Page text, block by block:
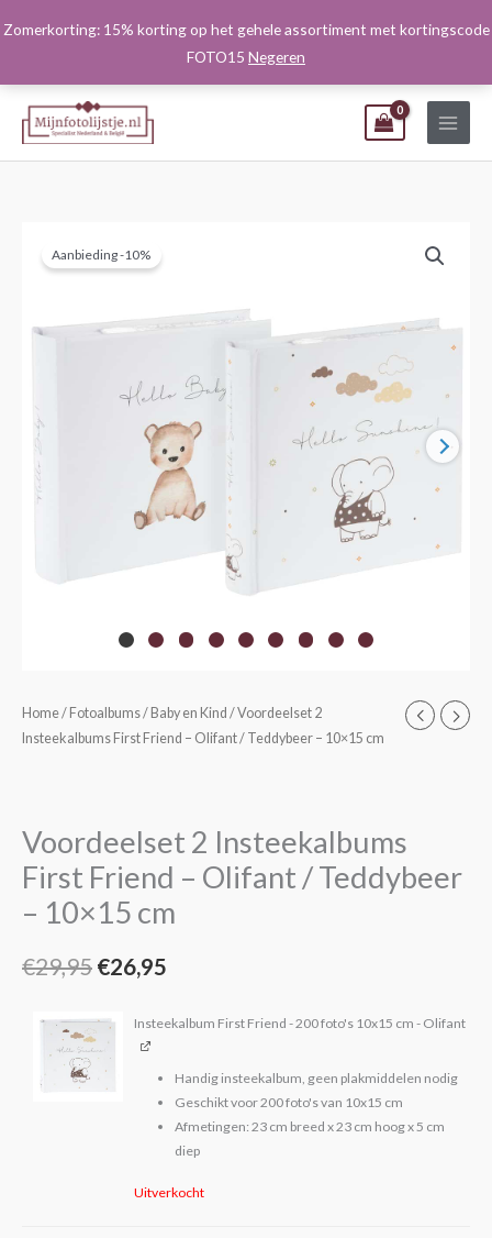
Zomerkorting: 15% korting op het gehele assortiment met kortingscode
FOTO15 Negeren
naar
Aanbieding -10%
Home/ Fotoalbums/ Baby en Kind / Voordeelset 2
Insteekalbums First Friend – Olifant / Teddybeer – 10×15 cm
Voordeelset 2 Insteekalbums
First Friend – Olifant / Teddybeer
– 10×15 cm
€29,95
Oorspronkelijke
€29,95.
€26,95
Huidige
€26,95.
Insteekalbum First Friend - 200 foto's 10x15 cm - Olifant
Handig insteekalbum, geen plakmiddelen nodig
Geschikt voor 200 foto's van 10x15 cm
Afmetingen: 23 cm breed x 23 cm hoog x 5 cm
diep
Uitverkocht